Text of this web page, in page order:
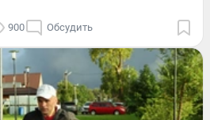
900 Обсудить